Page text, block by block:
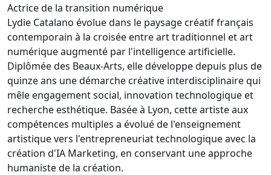
Actrice de la transition numérique
Lydie Catalano évolue dans le paysage créatif français
contemporain à la croisée entre art traditionnel et art
numérique augmenté par l'intelligence artificielle.
Diplômée des Beaux-Arts, elle développe depuis plus de
quinze ans une démarche créative interdisciplinaire qui
mêle engagement social, innovation technologique et
recherche esthétique. Basée à Lyon, cette artiste aux
compétences multiples a évolué de l'enseignement
artistique vers l'entrepreneuriat technologique avec la
création d'IA Marketing, en conservant une approche
humaniste de la création.